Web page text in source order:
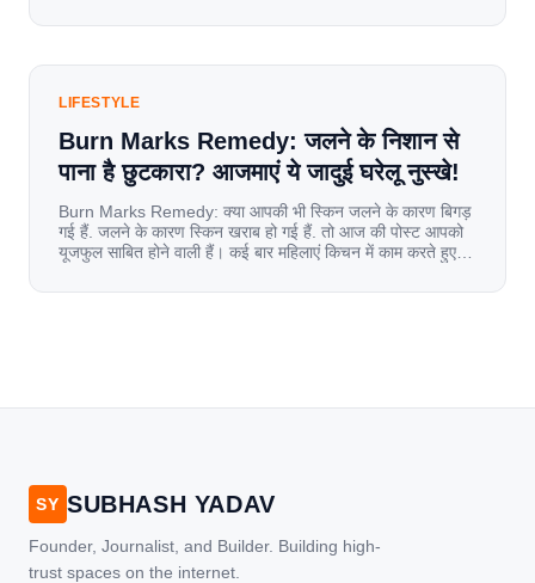
यूज़र्स का जबरदस्त रिस्पॉन्स लॉन्च के तुरंत […]
LIFESTYLE
Burn Marks Remedy: जलने के निशान से
पाना है छुटकारा? आजमाएं ये जादुई घरेलू नुस्खे!
Burn Marks Remedy: क्या आपकी भी स्किन जलने के कारण बिगड़
गई हैं. जलने के कारण स्किन खराब हो गई हैं. तो आज की पोस्ट आपको
यूजफुल साबित होने वाली हैं। कई बार महिलाएं किचन में काम करते हुए
[…]
SY SUBHASH YADAV
Founder, Journalist, and Builder. Building high-
trust spaces on the internet.